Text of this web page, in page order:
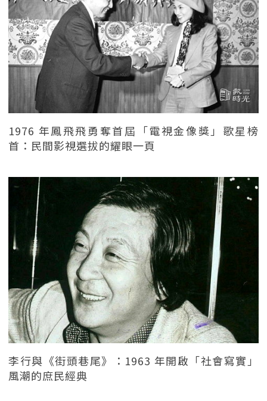
1976 年鳳飛飛勇奪首屆「電視金像獎」歌星榜
首：民間影視選拔的耀眼一頁
李行與《街頭巷尾》：1963 年開啟「社會寫實」
風潮的庶民經典